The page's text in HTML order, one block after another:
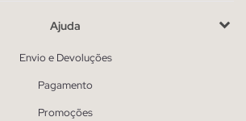
Ajuda
Envio e Devoluções
Pagamento
Promoções